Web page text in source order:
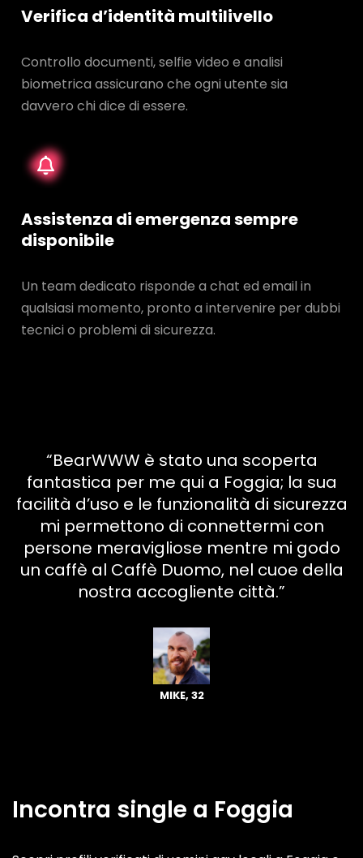
Verifica d’identità multilivello
Controllo documenti, selfie video e analisi
biometrica assicurano che ogni utente sia
davvero chi dice di essere.
Assistenza di emergenza sempre
disponibile
Un team dedicato risponde a chat ed email in
qualsiasi momento, pronto a intervenire per dubbi
tecnici o problemi di sicurezza.
“BearWWW è stato una scoperta
fantastica per me qui a Foggia; la sua
facilità d’uso e le funzionalità di sicurezza
mi permettono di connettermi con
persone meravigliose mentre mi godo
un caffè al Caffè Duomo, nel cuoe della
nostra accogliente città.”
MIKE, 32
Incontra single a Foggia